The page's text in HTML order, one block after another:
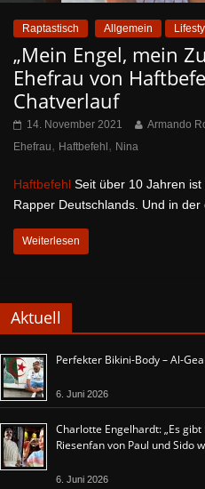
Raptastisch Allgemein
„Mein Engel, mein
Ehefrau von
Chatverlauf
14. November 2021 Armando
Ehefrau, Haftbefehl , Nina
Haftbefehl Seit über 10 Jahren
Rapper Deutschlands. Und in
Weiterlesen
Aktuell
Perfekter Bikini-Body – Al-
6. Juni 2026
Charlotte Engelhardt: „Es
Riesenfan von Paul und Sido
6. Juni 2026